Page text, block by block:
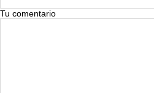
Tu comentario